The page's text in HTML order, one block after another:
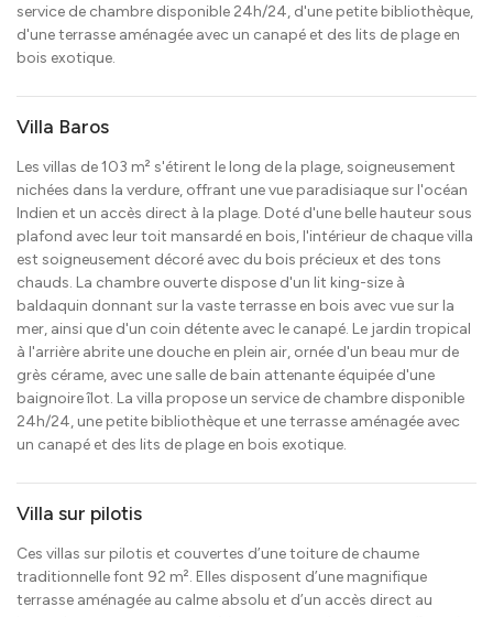
service de chambre disponible 24h/24, d'une petite bibliothèque,
d'une terrasse aménagée avec un canapé et des lits de plage en
bois exotique.
Villa Baros
Les villas de 103 m² s'étirent le long de la plage, soigneusement
nichées dans la verdure, offrant une vue paradisiaque sur l'océan
Indien et un accès direct à la plage. Doté d'une belle hauteur sous
plafond avec leur toit mansardé en bois, l'intérieur de chaque villa
est soigneusement décoré avec du bois précieux et des tons
chauds. La chambre ouverte dispose d'un lit king-size à
baldaquin donnant sur la vaste terrasse en bois avec vue sur la
mer, ainsi que d'un coin détente avec le canapé. Le jardin tropical
à l'arrière abrite une douche en plein air, ornée d'un beau mur de
grès cérame, avec une salle de bain attenante équipée d'une
baignoire îlot. La villa propose un service de chambre disponible
24h/24, une petite bibliothèque et une terrasse aménagée avec
un canapé et des lits de plage en bois exotique.
Villa sur pilotis
Ces villas sur pilotis et couvertes d’une toiture de chaume
traditionnelle font 92 m². Elles disposent d’une magnifique
terrasse aménagée au calme absolu et d’un accès direct au